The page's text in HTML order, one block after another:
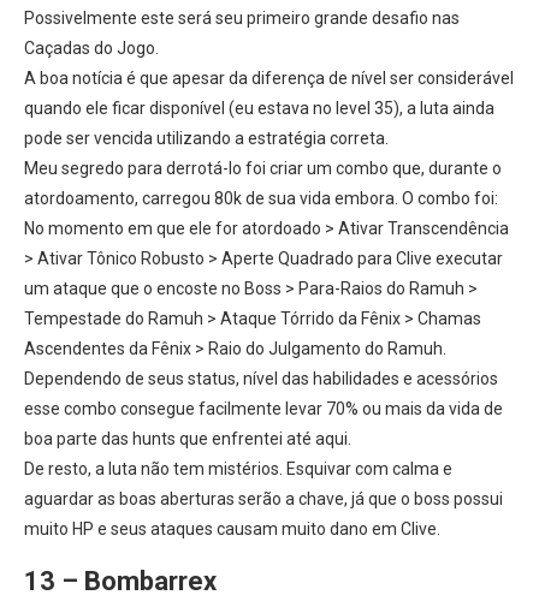
Possivelmente este será seu primeiro grande desafio nas
Caçadas do Jogo.
A boa notícia é que apesar da diferença de nível ser considerável
quando ele ficar disponível (eu estava no level 35), a luta ainda
pode ser vencida utilizando a estratégia correta.
Meu segredo para derrotá-lo foi criar um combo que, durante o
atordoamento, carregou 80k de sua vida embora. O combo foi:
No momento em que ele for atordoado > Ativar Transcendência
> Ativar Tônico Robusto > Aperte Quadrado para Clive executar
um ataque que o encoste no Boss > Para-Raios do Ramuh >
Tempestade do Ramuh > Ataque Tórrido da Fênix > Chamas
Ascendentes da Fênix > Raio do Julgamento do Ramuh.
Dependendo de seus status, nível das habilidades e acessórios
esse combo consegue facilmente levar 70% ou mais da vida de
boa parte das hunts que enfrentei até aqui.
De resto, a luta não tem mistérios. Esquivar com calma e
aguardar as boas aberturas serão a chave, já que o boss possui
muito HP e seus ataques causam muito dano em Clive.
13 – Bombarrex